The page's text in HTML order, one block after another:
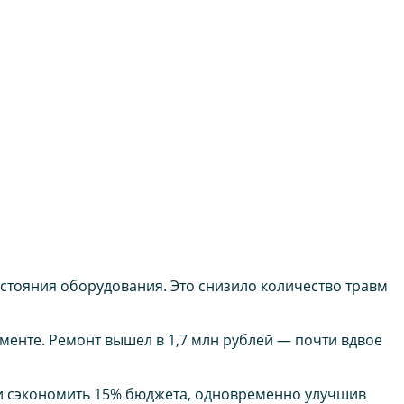
оборудования. Это снизило количество травм
Ремонт вышел в 1,7 млн рублей — почти вдвое
15% бюджета, одновременно улучшив